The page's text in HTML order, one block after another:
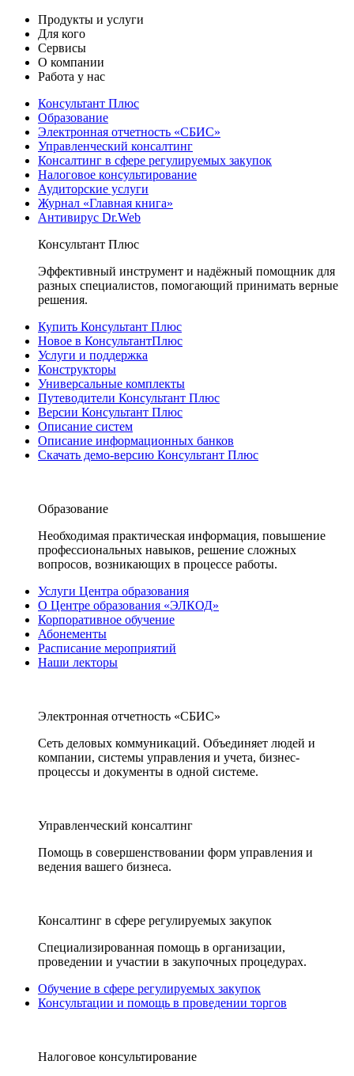
Продукты и услуги
Для кого
Сервисы
О компании
Работа у нас
Консультант Плюс
Образование
Электронная отчетность «СБИС»
Управленческий консалтинг
Консалтинг в сфере регулируемых закупок
Налоговое консультирование
Аудиторские услуги
Журнал «Главная книга»
Антивирус Dr.Web
Консультант Плюс
Эффективный инструмент и надёжный помощник для
разных специалистов, помогающий принимать верные
решения.
Купить Консультант Плюс
Новое в КонсультантПлюс
Услуги и поддержка
Конструкторы
Универсальные комплекты
Путеводители Консультант Плюс
Версии Консультант Плюс
Описание систем
Описание информационных банков
Скачать демо-версию Консультант Плюс
Образование
Необходимая практическая информация, повышение
профессиональных навыков, решение сложных
вопросов, возникающих в процессе работы.
Услуги Центра образования
О Центре образования «ЭЛКОД»
Корпоративное обучение
Абонементы
Расписание мероприятий
Наши лекторы
Электронная отчетность «СБИС»
Сеть деловых коммуникаций. Объединяет людей и
компании, системы управления и учета, бизнес-
процессы и документы в одной системе.
Управленческий консалтинг
Помощь в совершенствовании форм управления и
ведения вашего бизнеса.
Консалтинг в сфере регулируемых закупок
Специализированная помощь в организации,
проведении и участии в закупочных процедурах.
Обучение в сфере регулируемых закупок
Консультации и помощь в проведении торгов
Налоговое консультирование